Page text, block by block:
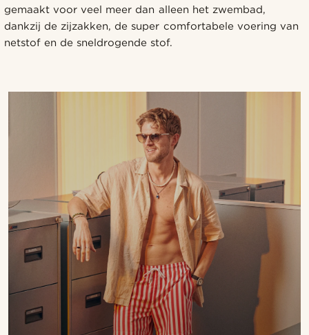
gemaakt voor veel meer dan alleen het zwembad,
dankzij de zijzakken, de super comfortabele voering van
netstof en de sneldrogende stof.